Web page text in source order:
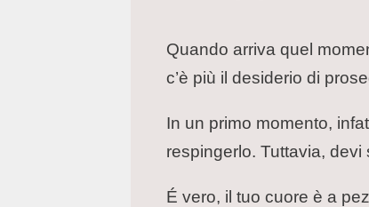
Quando arriva quel
c’è più il desiderio di
In un primo momento,
respingerlo. Tuttavia,
É vero, il tuo cuore è a